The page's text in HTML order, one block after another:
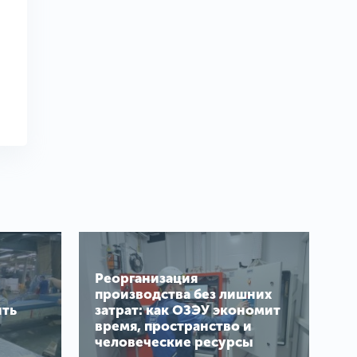
Реорганизация
производства без лишних
затрат: как ОЗЭУ экономит
время, пространство и
человеческие ресурсы